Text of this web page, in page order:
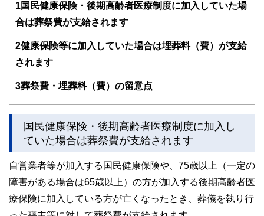
ている。教育資金をテーマにした講演は延べ800校以上の高
また、保険や介護のお金に詳しいファイナンシャル・プラン
る。共著に「これで安心！入院・介護のお金」（技術評論
1国民健康保険・後期高齢者医療制度に加入していた場
合は葬祭費が支給されます
2健康保険等に加入していた場合は埋葬料（費）が支給
されます
3葬祭費・埋葬料（費）の留意点
国民健康保険・後期高齢者医療制度に加入し
ていた場合は葬祭費が支給されます
自営業者等が加入する国民健康保険や、75歳以上（一定の
障害がある場合は65歳以上）の方が加入する後期高齢者医
療保険に加入している方が亡くなったとき、葬儀を執り行